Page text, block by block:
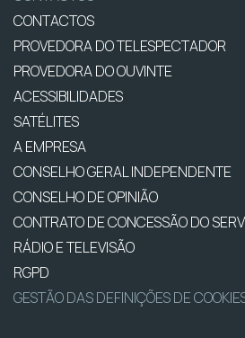
CONTACTOS
PROVEDORA DO TELESPECTADOR
PROVEDORA DO OUVINTE
ACESSIBILIDADES
SATÉLITES
A EMPRESA
CONSELHO GERAL INDEPENDENTE
CONSELHO DE OPINIÃO
CONTRATO DE CONCESSÃO DO
RÁDIO E TELEVISÃO
RGPD
GESTÃO DAS DEFINIÇÕES DE